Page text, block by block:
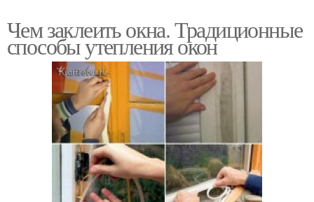
Чем заклеить окна. Традиционные
способы утепления окон